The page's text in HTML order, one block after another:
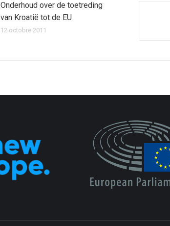
Onderhoud over de toetreding
van Kroatië tot de EU
12 octobre 2011